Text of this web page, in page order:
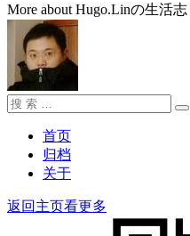
More about Hugo.Linの生活志
搜
搜
首页
归档
关于
返回主页看更多